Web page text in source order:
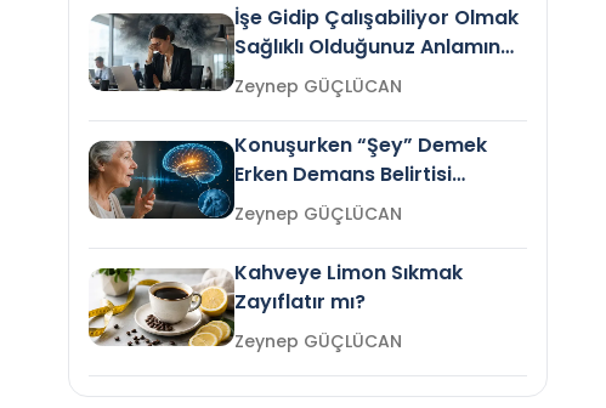
İşe Gidip Çalışabiliyor Olmak
Sağlıklı Olduğunuz Anlamına
Gelir mi?Zeynep GÜÇLÜCAN
Konuşurken “Şey” Demek
Erken Demans Belirtisi
Olabilir mi?Zeynep GÜÇLÜCAN
Kahveye Limon Sıkmak
Zayıflatır mı?
Zeynep GÜÇLÜCAN